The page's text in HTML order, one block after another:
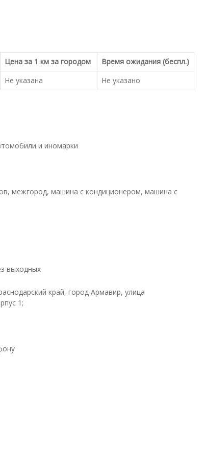
Цена за 1 км за городом
Время ожидания (беспл.)
Не указана Не указано
и иномарки
межгород, машина с кондиционером, машина с
выходных
край, город Армавир, улица
1;